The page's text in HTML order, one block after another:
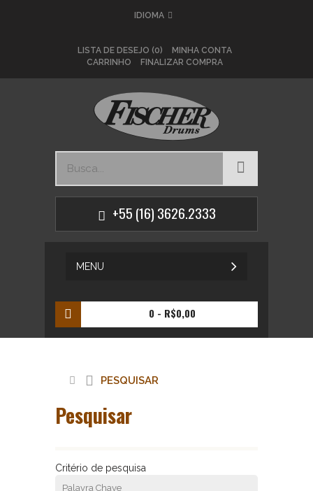
IDIOMA
LISTA DE DESEJO (0)
MINHA CONTA
CARRINHO
FINALIZAR COMPRA
+55 (16) 3626.2333
MENU
0 - R$0,00
PESQUISAR
Pesquisar
Critério de pesquisa